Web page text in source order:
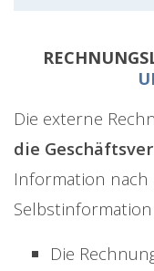
Die externe
die
Information nach
Selbstinformation
Die